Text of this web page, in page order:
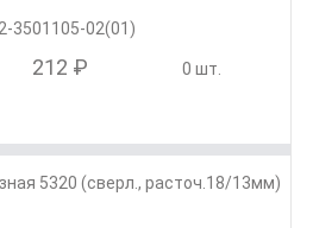
3501105-02(01)
212 ₽ 0 шт.
5320 (сверл., расточ.18/13мм)